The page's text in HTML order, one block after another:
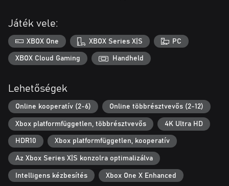
Játék vele:
XBOX One XBOX Series X|S PC
XBOX Cloud Gaming Handheld
Lehetőségek
Online kooperatív (2-6) Online többrésztvevős (2-12)
Xbox platformfüggetlen, többrésztvevős 4K Ultra HD
HDR10 Xbox platformfüggetlen, kooperatív
Az Xbox Series X|S konzolra optimalizálva
Intelligens kézbesítés Xbox One X Enhanced